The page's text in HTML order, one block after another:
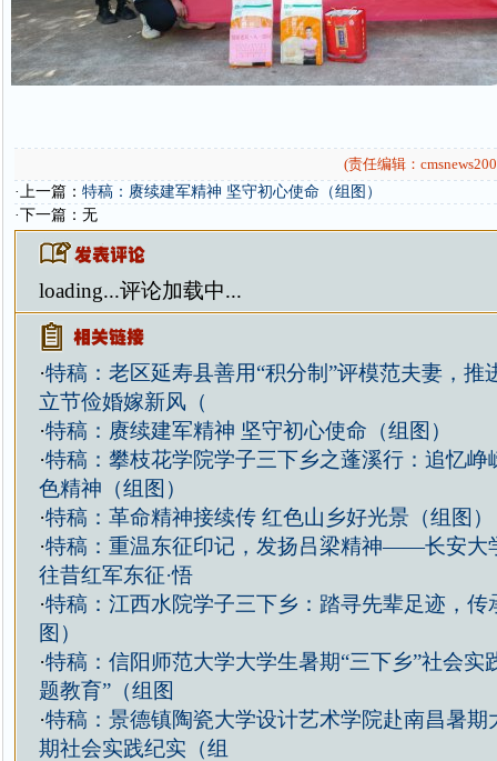
(责任编辑：
·上一篇： 特稿：赓续建军精神 坚守初心使命（组图）
·下一篇：无
loading...评论加载中...
·特稿：老区延寿县善用“积分制”评模范夫妻，推
立节俭婚嫁新风（
·特稿：赓续建军精神 坚守初心使命（组图）
·特稿：攀枝花学院学子三下乡之蓬溪行：追忆峥
色精神（组图）
·特稿：革命精神接续传 红色山乡好光景（组图）
·特稿：重温东征印记，发扬吕梁精神——长安大
往昔红军东征·悟
·特稿：江西水院学子三下乡：踏寻先辈足迹，传
图）
·特稿：信阳师范大学大学生暑期“三下乡”社会实
题教育”（组图
·特稿：景德镇陶瓷大学设计艺术学院赴南昌暑期
期社会实践纪实（组